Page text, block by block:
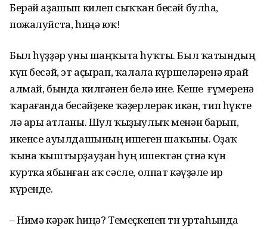
Берәй аҙашып килеп сыҡҡан бесәй булһа,
пожалуйста, һиңә юҡ!
Был һүҙҙәр уны шаңҡыта һуҡты. Был ҡатындың
күп бесәй, эт аҫырап, ҡалала күршеләренә ярай
алмай, бында килгәнен белә ине. Кеше ғүмеренә
ҡарағанда бесәйҙеке ҡәҙерлерәк икән, тип һүкте
лә ары атланы. Шул ҡыҙыулыҡ менән барып,
икенсе ауылдашының ишеген шаҡыны. Оҙаҡ
ҡына ҡыштырҙауҙан һуң ишектән өҫтөнә күн
куртка ябынған аҡ сәсле, олпат кәүҙәле ир
күренде.
– Нимә кәрәк һиңә? Темеҫкенеп төн уртаһында